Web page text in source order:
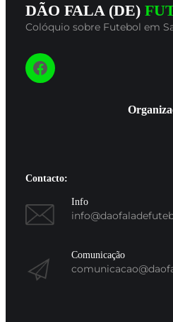
DÃO FALA (DE)
Colóquio sobre Futebol em
Siga-nos
Contacto:
Info
Comunicação